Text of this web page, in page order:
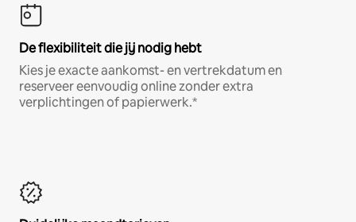
De flexibiliteit die jij nodig hebt
Kies je exacte aankomst- en vertrekdatum en
reserveer eenvoudig online zonder extra
verplichtingen of papierwerk.*